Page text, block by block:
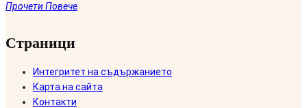
Прочети Повече
Страници
Интегритет на съдържанието
Карта на сайта
Контакти